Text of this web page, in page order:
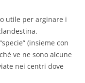
utile per arginare i
(insieme con
ve ne sono alcune
nei centri dove